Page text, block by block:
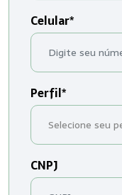
Celular*
Perfil*
CNPJ